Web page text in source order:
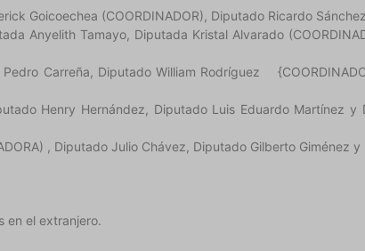
Goicoechea (COORDINADOR), Diputado Ricardo
Anyelith Tamayo, Diputada Kristal Alvarado
Pedro Carreña, Diputado William
Henry Hernández, Diputado Luis Eduardo Martínez y
, Diputado Julio Chávez, Diputado Gilberto Giménez
en el extranjero.